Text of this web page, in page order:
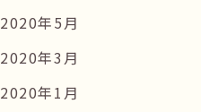
2020年5月
2020年3月
2020年1月